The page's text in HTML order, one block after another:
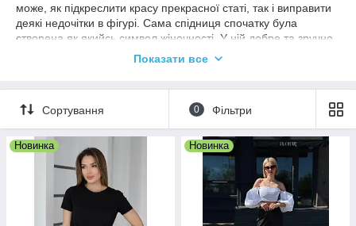
може, як підкреслити красу прекрасної статі, так і виправити
деякі недочітки в фігурі. Сама спідниця спочатку була
створена як якийсь символ жіночності. У ній добре та зручно
в спекотний період року, вона підійде для ділових зустрічей
найдовша спідниця, її розмір досягає щиколотки. Спідницю
по коліно називають міді. Найкоротша дістала назву
мініспідниця. Стилістично спідниці діляться на типи: тюльпан,
сонце, півсонце, сонце-кльош, олівець, годе, дзвін та інші.
Підбирати спідницю, потрібно відштовхуючись від її
призначення, і типу фігури. Наприклад, дівчині із широкими
стегнами, варто купувати прямі спідниці, або так звані А-
подібні, завдовжки до коліна. Для дівчини зі худими ніжками,
Показати все
Сортування 0 Фільтри
Новинка Новинка